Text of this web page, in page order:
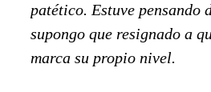
patético. Estuve
supongo que resignado a
marca su propio nivel.